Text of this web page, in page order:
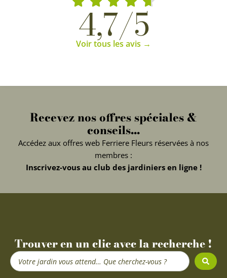
4,7/5
Voir tous les avis →
Recevez nos offres spéciales &
conseils...
Accédez aux offres web Ferriere Fleurs réservées à nos
membres :
Inscrivez-vous au club des jardiniers en ligne !
Trouver en un clic avec la recherche !
Search
...